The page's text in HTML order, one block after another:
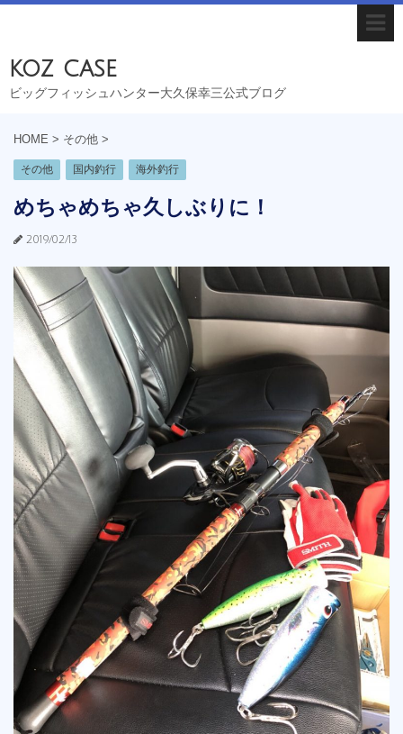
koz case
ビッグフィッシュハンター大久保幸三公式ブログ
HOME > その他 >
その他 国内釣行 海外釣行
めちゃめちゃ久しぶりに！
2019/02/13